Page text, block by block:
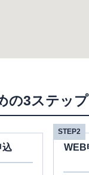
の3ステップ
込
STEP2
WEB